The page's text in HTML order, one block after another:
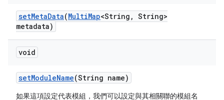
setMetaData(MultiMap<String , String>
metadata)
void
setModuleName(String name)
如果這項設定代表模組，我們可以設定與其相關聯的模組名